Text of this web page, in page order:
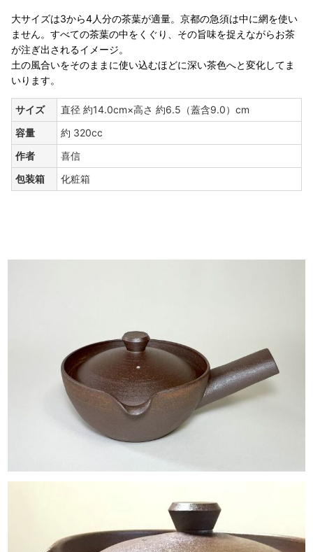
大サイズは3から4人分の茶葉が適量。京都の急須は中に網を使い
ません。すべての茶葉の中をくぐり、その旨味を捉えながらお茶
が注ぎ出されるイメージ。
土の風合いをそのままに使い込むほどに深い茶色へと変化してま
いります。
サイズ
直径 約14.0cm×高さ 約6.5（蓋含9.0）cm
容量
約 320cc
作者
喜信
包装箱
化粧箱